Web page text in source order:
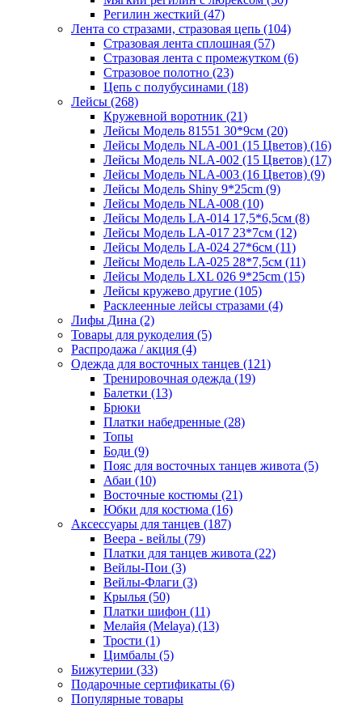
Регилин жесткий (47)
Лента со стразами, стразовая цепь (104)
Стразовая лента сплошная (57)
Стразовая лента с промежутком (6)
Стразовое полотно (23)
Цепь с полубусинами (18)
Лейсы (268)
Кружевной воротник (21)
Лейсы Модель 81551 30*9см (20)
Лейсы Модель NLA-001 (15 Цветов) (16)
Лейсы Модель NLA-002 (15 Цветов) (17)
Лейсы Модель NLA-003 (16 Цветов) (9)
Лейсы Модель Shiny 9*25cm (9)
Лейсы Модель NLA-008 (10)
Лейсы Модель LA-014 17,5*6,5см (8)
Лейсы Модель LA-017 23*7см (12)
Лейсы Модель LA-024 27*6см (11)
Лейсы Модель LA-025 28*7,5см (11)
Лейсы Модель LXL 026 9*25cm (15)
Лейсы кружево другие (105)
Расклеенные лейсы стразами (4)
Лифы Дина (2)
Товары для рукоделия (5)
Распродажа / акция (4)
Одежда для восточных танцев (121)
Тренировочная одежда (19)
Балетки (13)
Брюки
Платки набедренные (28)
Топы
Боди (9)
Пояс для восточных танцев живота (5)
Абаи (10)
Восточные костюмы (21)
Юбки для костюма (16)
Аксессуары для танцев (187)
Веера - вейлы (79)
Платки для танцев живота (22)
Вейлы-Пои (3)
Вейлы-Флаги (3)
Крылья (50)
Платки шифон (11)
Мелайя (Melaya) (13)
Трости (1)
Цимбалы (5)
Бижутерии (33)
Подарочные сертификаты (6)
Популярные товары